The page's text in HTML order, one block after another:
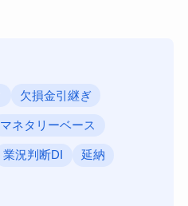
欠損金引継ぎ
マネタリーベース
業況判断DI 延納